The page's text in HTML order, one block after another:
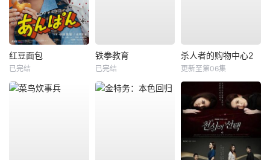
红豆面包
已完结
铁拳教育
已完结
杀人者的购物中心2
更新至第06集